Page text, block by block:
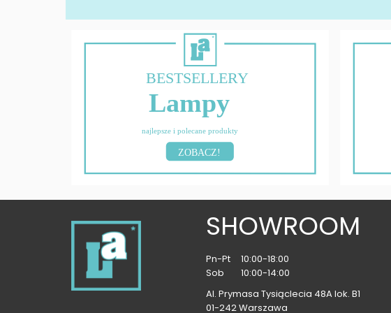
BESTSELLERY
Lampy
najlepsze i polecane produkty
ZOBACZ!
SHOWROOM
Pn-Pt
10:00-18:00
Sob
10:00-14:00
Al. Prymasa Tysiąclecia 48A lok. B1
01-242 Warszawa